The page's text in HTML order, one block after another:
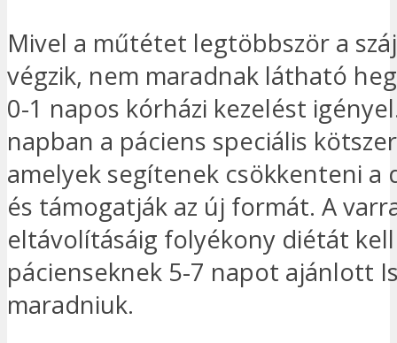
Mivel a műtétet legtöbbször a
végzik, nem maradnak látható
0-1 napos kórházi kezelést
napban a páciens speciális
amelyek segítenek csökkenteni a
és támogatják az új formát. A
eltávolításáig folyékony diétát
pácienseknek 5-7 napot ajánlott
maradniuk.